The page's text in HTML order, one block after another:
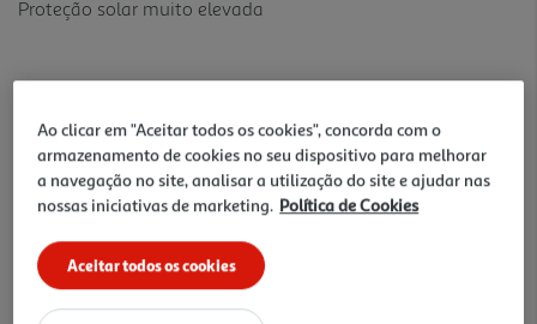
Proteção solar muito elevada
-37%
Price reduced from
25,99 €to
16,37 €
Promoção:de 1/5/2026 a 2/9/2026
Ao clicar em "Aceitar todos os cookies", concorda com o
armazenamento de cookies no seu dispositivo para melhorar
a navegação no site, analisar a utilização do site e ajudar nas
nossas iniciativas de marketing. Política de Cookies
Aceitar todos os cookies